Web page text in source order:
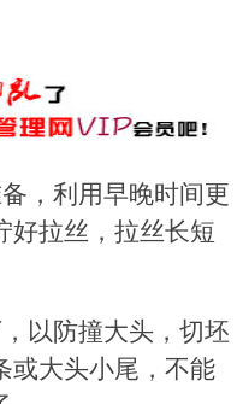
，利用早晚时间更
好拉丝，拉丝长短
以防撞大头，切坯
或大头小尾，不能